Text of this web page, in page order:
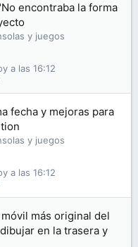
encontraba la forma
y juegos
a las 16:12
fecha y mejoras para
y juegos
a las 16:12
más original del
en la trasera y